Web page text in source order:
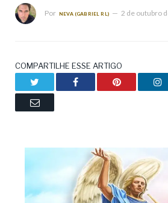
Por NEVA (GABRIEL RL) 2 de outubro
COMPARTILHE ESSE ARTIGO
Facebook Pinterest
Email